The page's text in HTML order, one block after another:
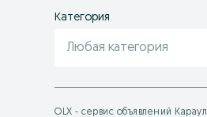
Категория
Любая категория
OLX - сервис объявлений Караул